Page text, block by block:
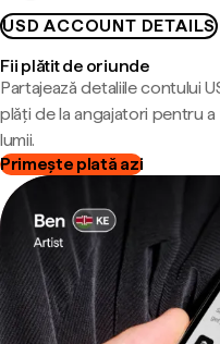
USD ACCOUNT DETAILS
Fii plătit de oriunde
Partajează detaliile contului
plăți de la angajatori pentru
lumii.
Primește plată azi